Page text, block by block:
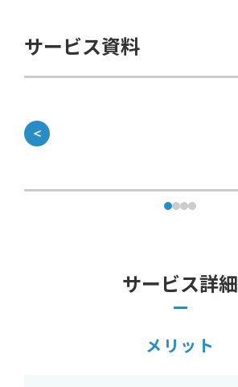
サービス資料
＜
サービス詳細
メリット